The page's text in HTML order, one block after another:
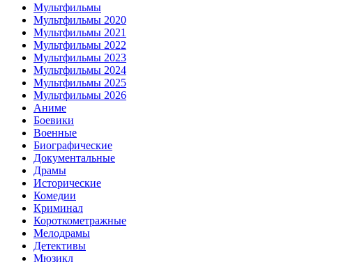
Мультфильмы
Мультфильмы 2020
Мультфильмы 2021
Мультфильмы 2022
Мультфильмы 2023
Мультфильмы 2024
Мультфильмы 2025
Мультфильмы 2026
Аниме
Боевики
Военные
Биографические
Документальные
Драмы
Исторические
Комедии
Криминал
Короткометражные
Мелодрамы
Детективы
Мюзикл